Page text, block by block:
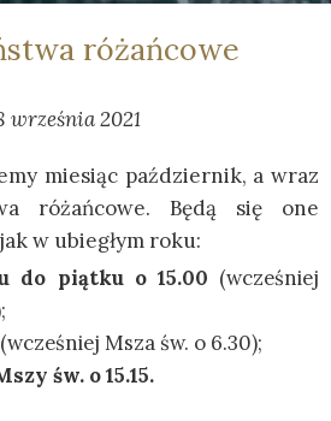
różańcowe
września 2021
miesiąc październik, a wraz
różańcowe. Będą się one
w ubiegłym roku:
do piątku o 15.00 (wcześniej
(wcześniej Msza św. o 6.30);
św. o 15.15.